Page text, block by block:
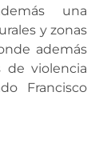
una
y zonas
además
de violencia
Francisco